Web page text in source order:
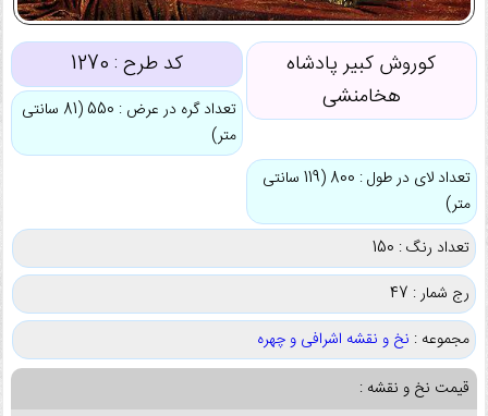
کوروش کبیر پادشاه
هخامنشی
کد طرح : 1270
تعداد گره در عرض : 550 (81 سانتی
متر)
تعداد لای در طول : 800 (119 سانتی
متر)
تعداد رنگ : 150
رج شمار : 47
مجموعه : نخ و نقشه اشرافی و چهره
قیمت نخ و نقشه :